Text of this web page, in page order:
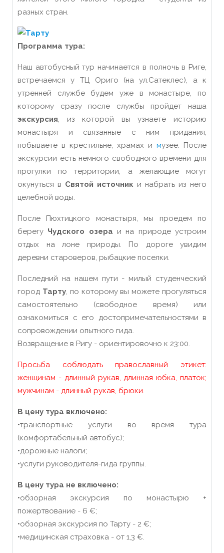
разных стран.
Программа тура:
Наш автобусный тур начинается в полночь в Риге,
встречаемся у ТЦ Ориго (на ул.Сатеклес), а к
утренней службе будем уже в монастыре, по
которому сразу после службы пройдет наша
экскурсия, из которой вы узнаете историю
монастыря и связанные с ним придания,
побываете в крестильне, храмах и музее. После
экскурсии есть немного свободного времени для
прогулки по территории, а желающие могут
окунуться в Святой источник и набрать из него
целебной воды.
После Пюхтицкого монастыря, мы проедем по
берегу Чудского озера и на природе устроим
отдых на лоне природы. По дороге увидим
деревни староверов, рыбацкие поселки.
Последний на нашем пути - милый студенческий
город Тарту, по которому вы можете прогуляться
самостоятельно (свободное время) или
ознакомиться с его достопримечательностями в
сопровождении опытного гида.
Возвращение в Ригу - ориентировочно к 23:00.
Просьба соблюдать православный этикет:
женщинам - длинный рукав, длинная юбка, платок;
мужчинам - длинный рукав, брюки.
В цену тура включено:
•транспортные услуги во время тура
(комфортабельный автобус);
•дорожные налоги;
•услуги руководителя-гида группы.
В цену тура не включено:
•обзорная экскурсия по монастырю +
пожертвование - 6 €;
•обзорная экскурсия по Тарту - 2 €;
•медицинская страховка - от 1,3 €.